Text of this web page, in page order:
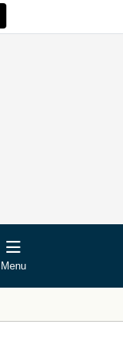
Menu